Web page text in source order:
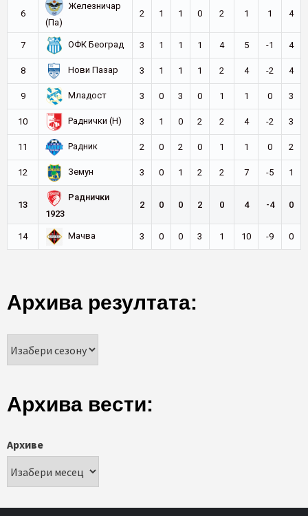
6
Железничар
(Па)
2 1 1 0 2 1 1 4
7 ОФК Београд 3 1 1 1 4 5 -1 4
8 Нови Пазар 3 1 1 1 2 4 -2 4
9 Младост 3 0 3 0 1 1 0 3
10 Раднички (Н) 3 1 0 2 2 4 -2 3
11 Радник 2 0 2 0 1 1 0 2
12 Земун 3 0 1 2 2 7 -5 1
13
Раднички
1923
2 0 0 2 0 4 -4 0
14 Мачва 3 0 0 3 1 10 -9 0
Архива резултата:
Архива вести:
Архиве